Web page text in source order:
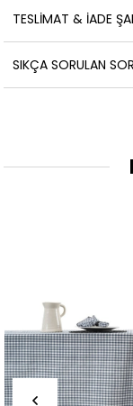
TESLIMAT & İADE
SIKÇA SORULAN